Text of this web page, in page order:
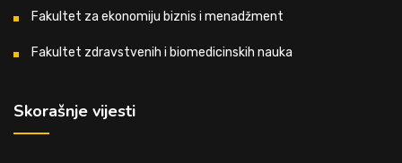
Fakultet za ekonomiju biznis i menadžment
Fakultet zdravstvenih i biomedicinskih nauka
Skorašnje vijesti